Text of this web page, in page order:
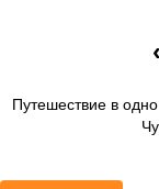
Путешествие в